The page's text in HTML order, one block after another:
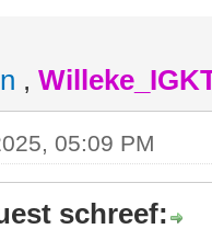
,
05:09 PM
schreef: